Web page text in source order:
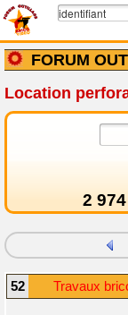
FORUM
Location
2 974
52 Travaux